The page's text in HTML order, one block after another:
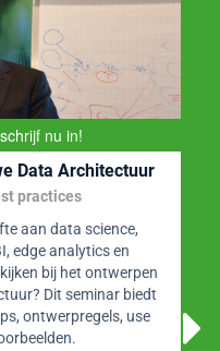
BI-
Business Intelligence,
Website op gebied van BI,
analytics en data science maar
datamodelleren. BI-Platform is
informatie met o.a. blogs door
(video)interviews,